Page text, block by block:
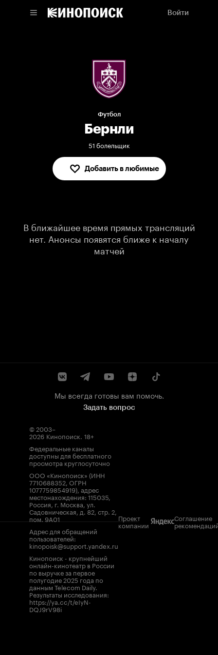
Войти
Футбол
Бернли
51 болельщик
Добавить в любимые
В любимых
В ближайшее время прямых трансляций
нет. Анонсы появятся ближе к началу
матчей
Мы всегда готовы вам помочь.
Задать вопрос
© 2003–
2026 Кинопоиск 18+
Федеральные каналы
доступны для бесплатного
просмотра круглосуточно
ООО «Кинопоиск» (ИНН
7710688352, ОГРН
1077759854919), адрес
местонахождения: 115035,
Россия, г. Москва, ул.
Садовническая, д. 82, стр. 2,
пом. 9А01
Адрес для обращений
пользователей:
kinopoisk@support.yandex.ru
Кинопоиск - крупнейший
онлайн-кинотеатр в России
по выручке за первое
полугодие 2025 года по
данным Telecom Daily.
Результаты исследования:
https://ya.cc/t/eIyN-
DQJ9rV98i
Проект
компании
Соглашение